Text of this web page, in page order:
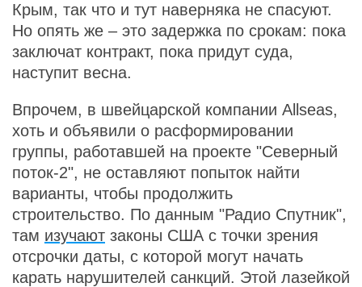
Крым, так что и тут наверняка не спасуют.
Но опять же – это задержка по срокам: пока
заключат контракт, пока придут суда,
наступит весна.
Впрочем, в швейцарской компании Allseas,
хоть и объявили о расформировании
группы, работавшей на проекте "Северный
поток-2", не оставляют попыток найти
варианты, чтобы продолжить
строительство. По данным "Радио Спутник",
там изучают законы США с точки зрения
отсрочки даты, с которой могут начать
карать нарушителей санкций. Этой лазейкой